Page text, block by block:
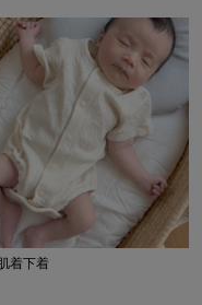
着下着